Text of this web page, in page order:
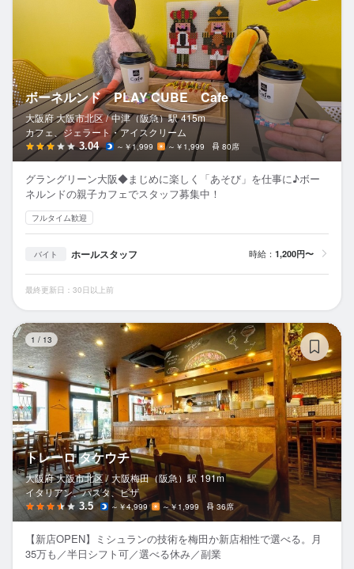
ボーネルンド PLAY CUBE Cafe
大阪府 大阪市北区 / 中津（阪急）駅 415m
カフェ、ジェラート・アイスクリーム
3.04 ～￥1,999 ～￥1,999 80席
グラングリーン大阪◆まじめに楽しく「あそび」を仕事に♪ボー
ネルンドの親子カフェでスタッフ募集中！
フルタイム歓迎
バイト ホールスタッフ 時給： 1,200円〜
最終更新日：30日以上前
1 / 13
トレーロ タケウチ
大阪府 大阪市北区 / 大阪梅田（阪急） 駅 191m
イタリアン、パスタ、ピザ
3.5 ～￥4,999 ～￥1,999 36席
【新店OPEN】ミシュランの技術を梅田か新店相性で選べる。月
35万も／半日シフト可／選べる休み／副業